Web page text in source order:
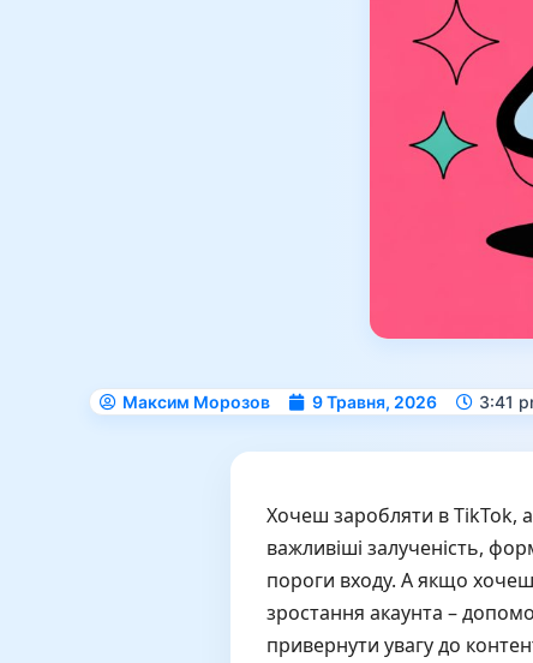
Максим Морозов 9 Травня, 2026 3:41
Хочеш заробляти в TikTok,
важливіші залученість,
пороги входу. А якщо
зростання акаунта –
привернути увагу до